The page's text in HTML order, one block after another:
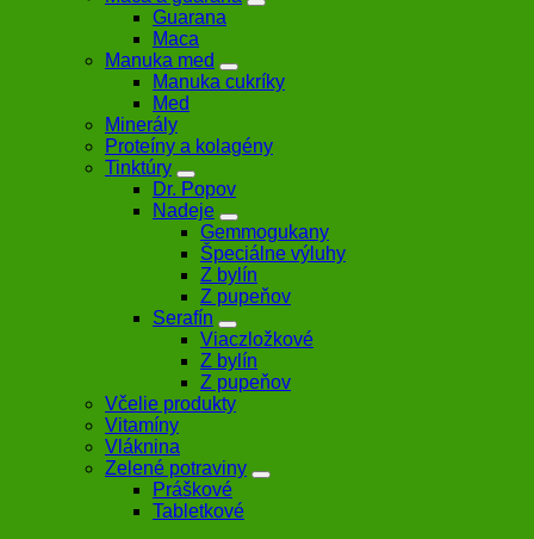
Guarana
Maca
Manuka med
Manuka cukríky
Med
Minerály
Proteíny a kolagény
Tinktúry
Dr. Popov
Nadeje
Gemmogukany
Špeciálne výluhy
Z bylín
Z pupeňov
Serafín
Viaczložkové
Z bylín
Z pupeňov
Včelie produkty
Vitamíny
Vláknina
Zelené potraviny
Práškové
Tabletkové